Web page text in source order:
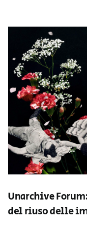
Unarchive
del riuso delle